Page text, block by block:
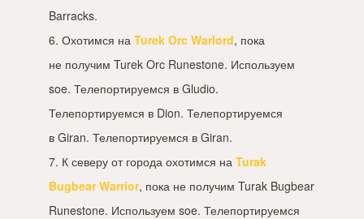
Barracks.
6. Охотимся на Turek Orc Warlord, пока
не получим Turek Orc Runestone. Используем
soe. Телепортируемся в Gludio.
Телепортируемся в Dion. Телепортируемся
в Giran. Телепортируемся в Giran.
7. К северу от города охотимся на Turak
Bugbear Warrior, пока не получим Turak Bugbear
Runestone. Используем soe. Телепортируемся